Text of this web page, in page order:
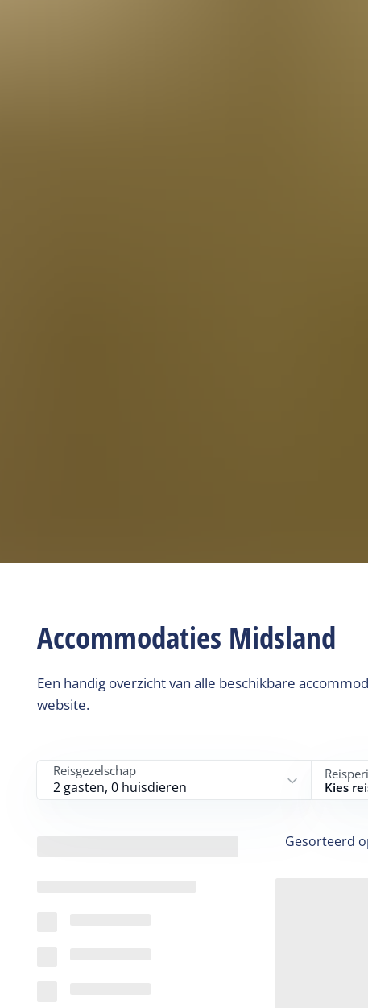
Accommodaties Midsland
Een handig overzicht van alle beschikbare
website.
Reisgezelschap
2 gasten, 0 huisdieren
Kies
Gesorteerd